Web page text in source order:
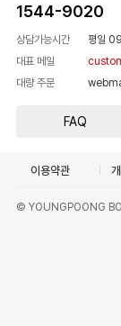
1544-9020
상담가능시간 평일
대표 메일
대량 주문
FAQ
이용약관
© YOUNGPOONG